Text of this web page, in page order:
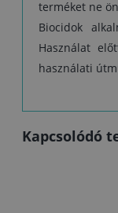
terméket ne
Biocidok
Használat
használati
Kapcsolódó